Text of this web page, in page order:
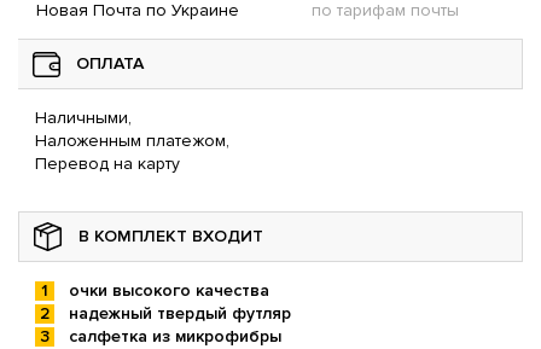
Новая Почта по Украине по тарифам почты
ОПЛАТА
Наличными,
Наложенным платежом,
Перевод на карту
В КОМПЛЕКТ ВХОДИТ
очки высокого качества
надежный твердый футляр
салфетка из микрофибры